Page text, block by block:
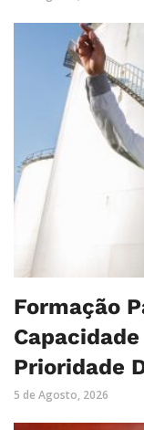
Formação
Prioridade
5 de Agosto, 2026